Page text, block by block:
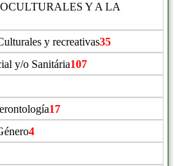
Y A LA
y recreativas35
y/o Sanitária107
17
4